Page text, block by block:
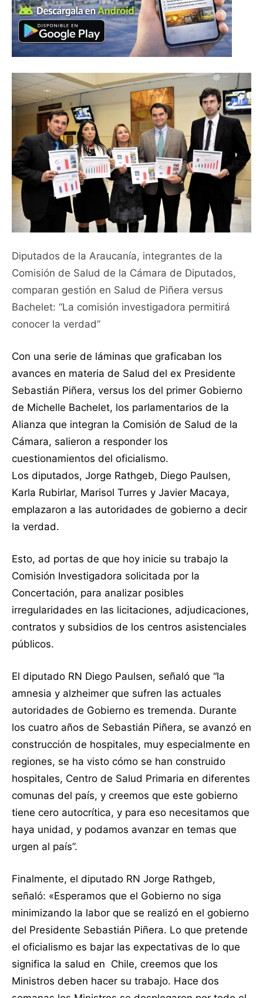
Diputados de la Araucanía, integrantes de la
Comisión de Salud de la Cámara de Diputados,
comparan gestión en Salud de Piñera versus
Bachelet: “La comisión investigadora permitirá
conocer la verdad”
Con una serie de láminas que graficaban los
avances en materia de Salud del ex Presidente
Sebastián Piñera, versus los del primer Gobierno
de Michelle Bachelet, los parlamentarios de la
Alianza que integran la Comisión de Salud de la
Cámara, salieron a responder los
cuestionamientos del oficialismo.
Los diputados, Jorge Rathgeb, Diego Paulsen,
Karla Rubirlar, Marisol Turres y Javier Macaya,
emplazaron a las autoridades de gobierno a decir
la verdad.
Esto, ad portas de que hoy inicie su trabajo la
Comisión Investigadora solicitada por la
Concertación, para analizar posibles
irregularidades en las licitaciones, adjudicaciones,
contratos y subsidios de los centros asistenciales
públicos.
El diputado RN Diego Paulsen, señaló que “la
amnesia y alzheimer que sufren las actuales
autoridades de Gobierno es tremenda. Durante
los cuatro años de Sebastián Piñera, se avanzó en
construcción de hospitales, muy especialmente en
regiones, se ha visto cómo se han construido
hospitales, Centro de Salud Primaria en diferentes
comunas del país, y creemos que este gobierno
tiene cero autocrítica, y para eso necesitamos que
haya unidad, y podamos avanzar en temas que
urgen al país”.
Finalmente, el diputado RN Jorge Rathgeb,
señaló: «Esperamos que el Gobierno no siga
minimizando la labor que se realizó en el gobierno
del Presidente Sebastián Piñera. Lo que pretende
el oficialismo es bajar las expectativas de lo que
significa la salud en Chile, creemos que los
Ministros deben hacer su trabajo. Hace dos